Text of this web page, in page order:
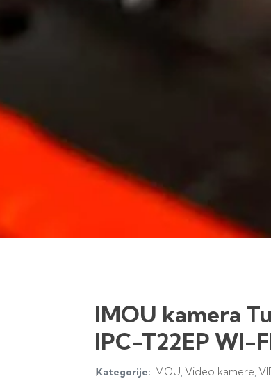
IMOU kamera
IPC-T22EP WI-
Kategorije: IMOU, Video kamere,